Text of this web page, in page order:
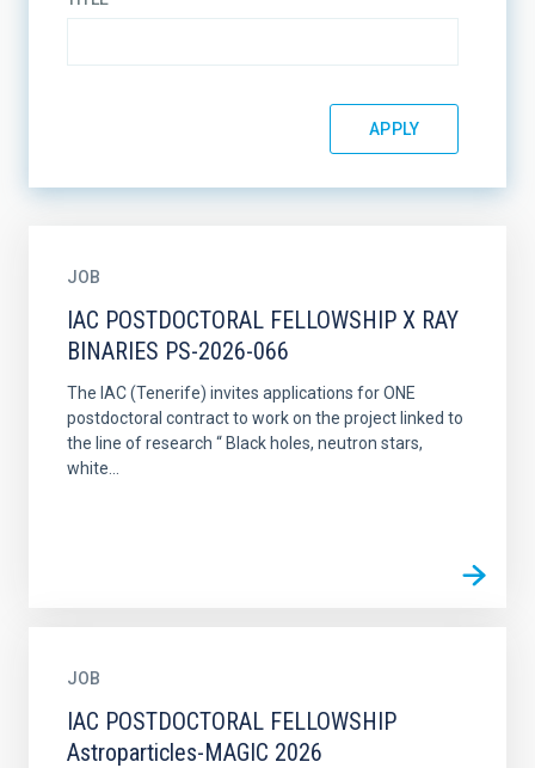
JOB
IAC POSTDOCTORAL FELLOWSHIP X RAY
BINARIES PS-2026-066
The IAC (Tenerife) invites applications for ONE
postdoctoral contract to work on the project linked to
the line of research “ Black holes, neutron stars,
white...
JOB
IAC POSTDOCTORAL FELLOWSHIP
Astroparticles-MAGIC 2026